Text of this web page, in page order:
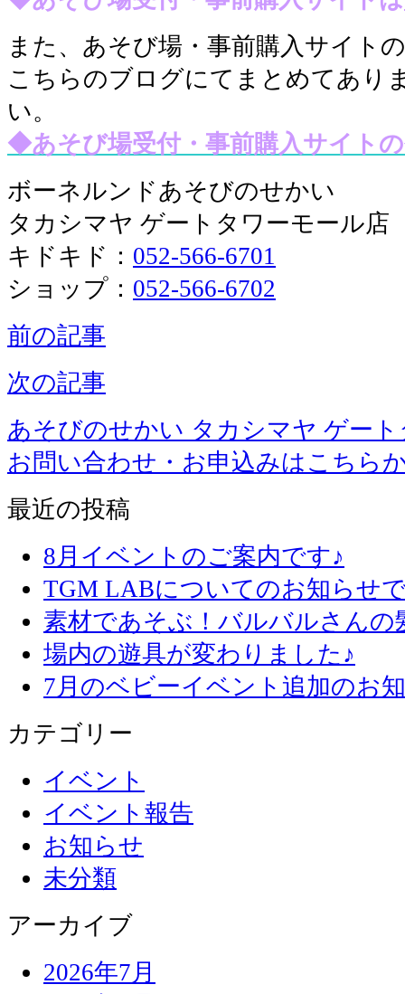
また、あそび場・事前購入サイト
こちらのブログにてまとめてあり
い。
◆あそび場受付・事前購入サイト
ボーネルンドあそびのせかい
タカシマヤ ゲートタワーモール店
キドキド： 052-566-6701
ショップ： 052-566-6702
前の記事
次の記事
あそびのせかい タカシマヤ ゲー
お問い合わせ・お申込みはこちら
最近の投稿
8月イベントのご案内です♪
TGM LABについてのお知らせ
素材であそぶ！バルバルさん
場内の遊具が変わりました♪
7月のベビーイベント追加のお
カテゴリー
イベント
イベント報告
お知らせ
未分類
アーカイブ
2026年7月